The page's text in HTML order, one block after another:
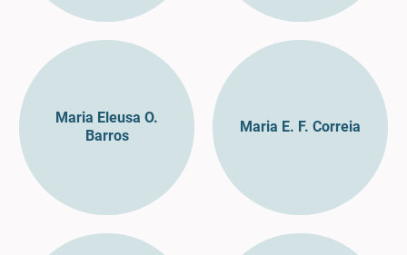
Maria Eleusa O.
Barros
Maria E. F. Correia